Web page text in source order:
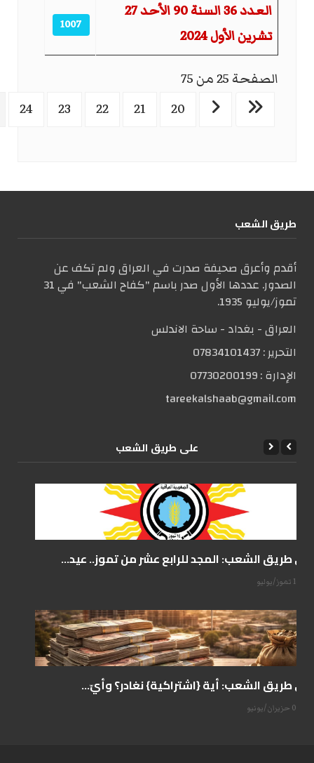
العدد 36 السنة 90 الأحد 27
تشرين الأول 2024
1007
الصفحة 25 من 75
20
21
22
23
24
طریق الشعب
أقدم وأعرق صحيفة صدرت في العراق ولم تكف عن
الصدور. عددها الأول صدر باسم "كفاح الشعب" في 31
تموز/يوليو 1935.
العراق - بغداد - ساحة الاندلس
التحریر :07834101437
الإدارة :07730200199
tareekalshaab@gmail.com
علی طریق الشعب
على طريق الشعب: المجد للرابع عشر من تموز.. عيد...
14 تموز/يوليو
على طريق الشعب: أية {اشتراكية} نغادر؟ وأيّ...
07 حزيران/يونيو